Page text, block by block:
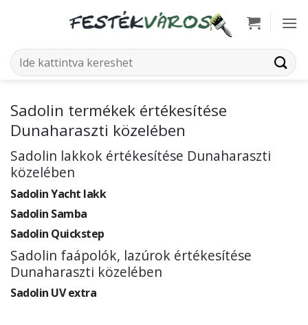
Keresés
a
Sadolin termékek értékesítése
Dunaharaszti közelében
Sadolin lakkok értékesítése Dunaharaszti
közelében
Sadolin Yacht lakk
Sadolin Samba
Sadolin Quickstep
Sadolin faápolók, lazúrok értékesítése
Dunaharaszti közelében
Sadolin UV extra